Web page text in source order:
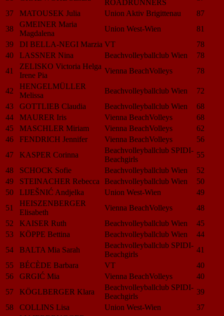
ROADRUNNERS
37
MATOUSEK Julia Union Aktiv Brigittenau
87
38
GMEINER Maria
Magdalena
Union West-Wien
81
39
DI BELLA-NEGI Marzia VT
78
40
LASSNER Nina Beachvolleyballclub Wien
78
41
ZELISKO Victoria Helga
Irene Pia
Vienna BeachVolleys 78
42
HENGELMÜLLER
Melissa
Beachvolleyballclub Wien
72
43
GOTTLIEB Claudia Beachvolleyballclub Wien
68
44
MAURER Iris Vienna BeachVolleys
68
45
MASCHLER Miriam Vienna BeachVolleys
62
46
FENDRICH Jennifer Vienna BeachVolleys
56
47
KASPER Corinna
Beachvolleyballclub SPIDI-
Beachgirls
55
48
SCHOCK Sofie Beachvolleyballclub Wien
52
49
STEINACHER Rebecca Beachvolleyballclub Wien
50
50
LIJEŠNIĆ Andjelka Union West-Wien
49
51
HEISZENBERGER
Elisabeth
Vienna BeachVolleys
48
52
KAISER Ruth Beachvolleyballclub Wien
45
53
KÖPPE Bettina Beachvolleyballclub Wien
44
54
BALTA Mia Sarah
Beachvolleyballclub SPIDI-
Beachgirls
41
55
BÉCÈDE Barbara VT
40
56
GRGIĆ Mia Vienna BeachVolleys
40
57
KÖGLBERGER Klara
Beachvolleyballclub SPIDI-
Beachgirls
39
58
COLLINS Lisa Union West-Wien
37